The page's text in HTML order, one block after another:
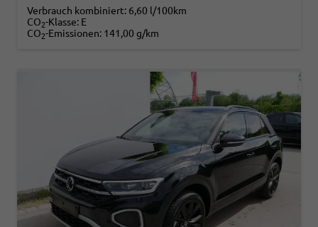
Verbrauch kombiniert: 6,60 l/100km
CO2-Klasse: E
CO2-Emissionen: 141,00 g/km